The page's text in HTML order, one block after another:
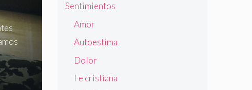
Sentimientos
Amor
Autoestima
Dolor
Fe cristiana